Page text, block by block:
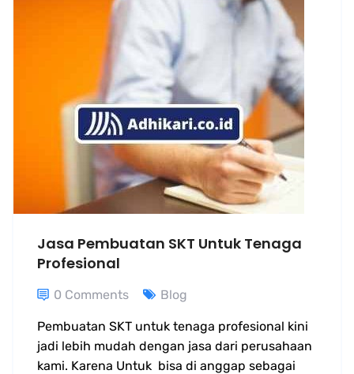
Jasa Pembuatan SKT Untuk Tenaga
Profesional
0 Comments Blog
Pembuatan SKT untuk tenaga profesional kini
jadi lebih mudah dengan jasa dari perusahaan
kami. Karena Untuk bisa di anggap sebagai